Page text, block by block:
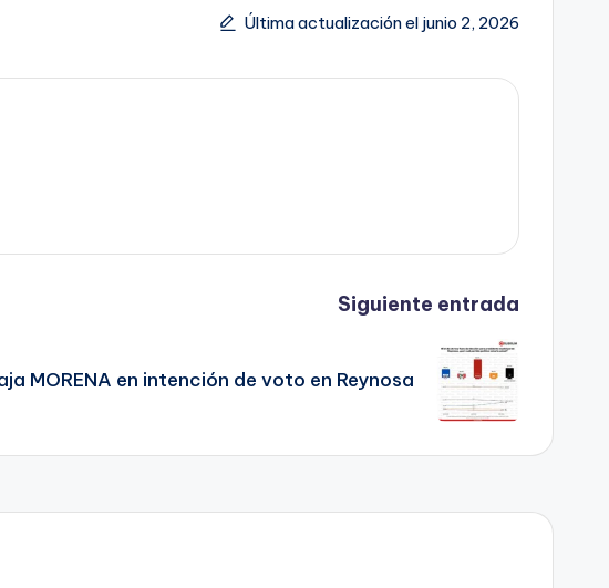
Última actualización el junio 2, 2026
Siguiente entrada
MORENA en intención de voto en Reynosa